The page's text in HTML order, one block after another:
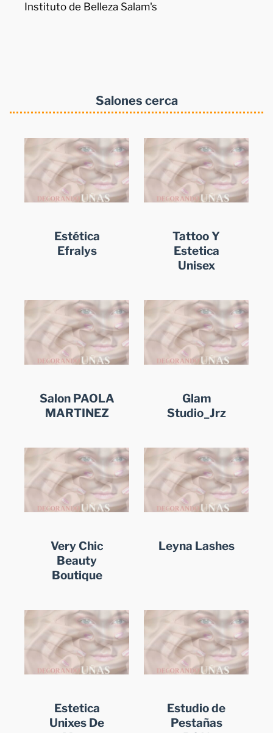
Instituto de Belleza Salam's
Salones cerca
Estética
Efralys
Tattoo Y
Estetica
Unisex
Salon PAOLA
MARTINEZ
Glam
Studio_Jrz
Very Chic
Beauty
Boutique
Leyna Lashes
Estetica
Unixes De
Estudio de
Pestañas